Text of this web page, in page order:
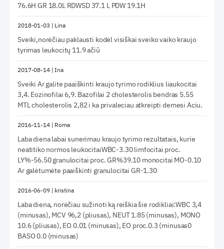
76.6H GR 18.0L RDWSD 37.1 L PDW 19.1H
2018-01-03 | Lina
Sveiki,norėčiau paklausti kodėl visiškai sveiko vaiko kraujo
tyrimas leukocitų 11.9 ačiū
2017-08-14|Ina
Sveiki Ar galite paaiškinti kraujo tyrimo rodiklius liaukocitai
3,4. Eozinofilai 6,9. Bazofilai 2 cholesterolis bendras 5.55
MTL cholesterolis 2,82 i ka privaleciau atkreipti demesi Aciu.
2016-11-14| Roma
Laba diena labai sunerimau kraujo tyrimo rezultatais, kurie
neatitiko normos leukocitaiWBC-3.30 limfocitai proc.
LY%-56.50 granulocitai proc. GR%39.10 monocitai MO-0.10
Ar galėtumėte paaiškinti granulocitai GR-1.30
2016-06-09| kristina
Laba diena, norėčiau sužinoti ką reiškia šie rodikliai:WBC 3,4
(minusas), MCV 96,2 (pliusas), NEUT 1.85 (minusas), MONO
10.6 (pliusas), EO 0.01 (minusas), EO proc.0.3 (minusas0
BASO 0.0 (minusas)